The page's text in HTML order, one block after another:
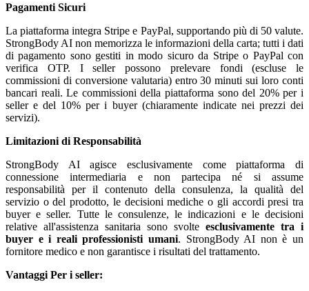
Pagamenti Sicuri
La piattaforma integra Stripe e PayPal, supportando più di 50 valute.
StrongBody AI non memorizza le informazioni della carta; tutti i dati
di pagamento sono gestiti in modo sicuro da Stripe o PayPal con
verifica OTP. I seller possono prelevare fondi (escluse le
commissioni di conversione valutaria) entro 30 minuti sui loro conti
bancari reali. Le commissioni della piattaforma sono del 20% per i
seller e del 10% per i buyer (chiaramente indicate nei prezzi dei
servizi).
Limitazioni di Responsabilità
StrongBody AI agisce esclusivamente come piattaforma di
connessione intermediaria e non partecipa né si assume
responsabilità per il contenuto della consulenza, la qualità del
servizio o del prodotto, le decisioni mediche o gli accordi presi tra
buyer e seller. Tutte le consulenze, le indicazioni e le decisioni
relative all'assistenza sanitaria sono svolte esclusivamente tra i
buyer e i reali professionisti umani. StrongBody AI non è un
fornitore medico e non garantisce i risultati del trattamento.
Vantaggi Per i seller: